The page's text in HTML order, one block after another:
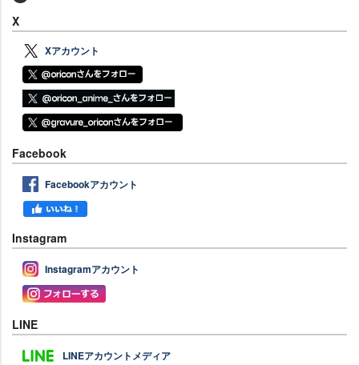
X
Xアカウント
Facebook
Facebookアカウント
Instagram
Instagramアカウント
LINE
LINEアカウントメディア